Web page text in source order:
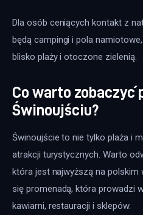
Dla osób ceniących kontakt z
będą campingi i pola
blisko plaży i otoczone zielenią.
Co warto zobaczyć
Świnoujściu?
Świnoujście to nie tylko plaża i
atrakcji turystycznych. Warto
która jest najwyższą na polskim
się promenadą, która prowadzi
kawiarni, restauracji i sklepów.